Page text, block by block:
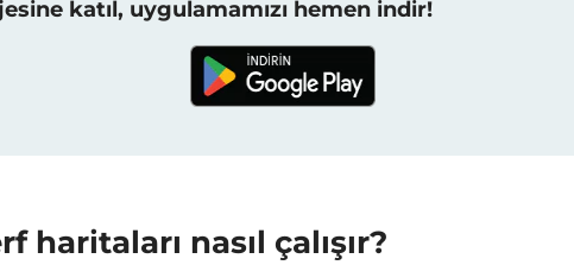
katıl, uygulamamızı hemen indir!
haritaları nasıl çalışır?